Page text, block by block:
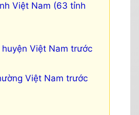
Việt Nam (63 tỉnh
huyện Việt Nam trước
Việt Nam trước